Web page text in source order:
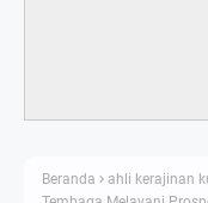
Beranda ahli kerajinan